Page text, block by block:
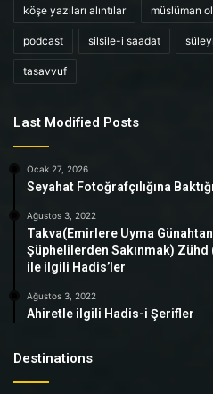
köşe yazıları alıntılar müslüman
podcast silsile-i saadat
tasavvuf
Last Modified Posts
Ocak 27, 2026
Seyahat Fotoğrafçılığına
Ağustos 3, 2022
Takva(Emirlere Uyma
Şüphelilerden Sakınmak) Zühd
ile ilgili Hadis’ler
Ağustos 3, 2022
Ahiretle ilgili Hadis-i Şerifler
Destinations